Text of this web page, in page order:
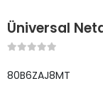
Üniversal
80B6ZAJ8MT